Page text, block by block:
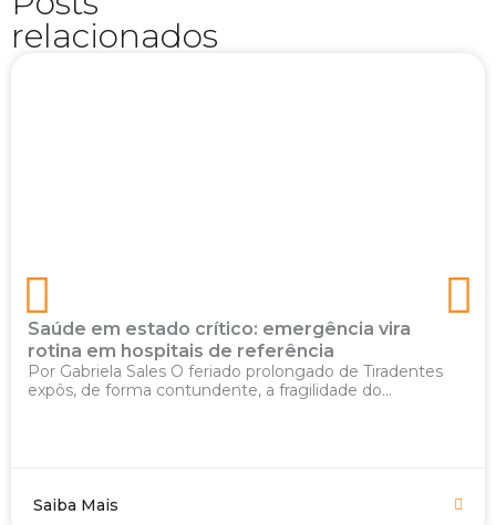
relacionados
Saúde em estado crítico: emergência vira
rotina em hospitais de referência
Por Gabriela Sales O feriado prolongado de Tiradentes
expôs, de forma contundente, a fragilidade do...
Saiba Mais